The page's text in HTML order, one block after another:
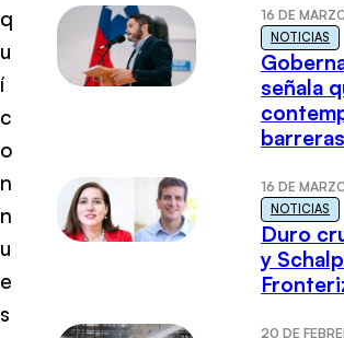
q
u
í
c
o
n
n
u
e
s
16 DE
NOTICIAS
señala
16 DE
NOTICIAS
Duro
y
20 DE